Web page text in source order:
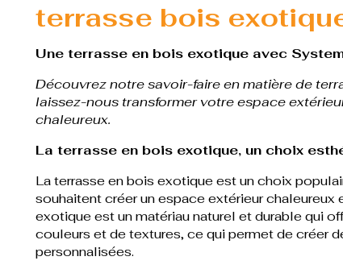
terrasse bois
Une terrasse en bois exotique avec
Découvrez notre savoir-faire en matière de
laissez-nous transformer votre espace
chaleureux.
La terrasse en bois exotique, un choix
La terrasse en bois exotique est un choix
souhaitent créer un espace extérieur chaleureux
exotique est un matériau naturel et durable qui
couleurs et de textures, ce qui permet de créer
personnalisées.